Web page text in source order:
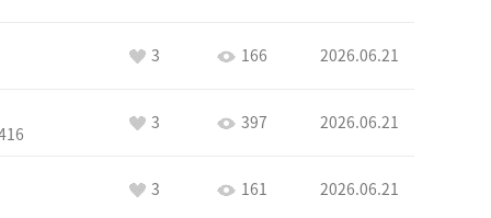
3 166 2026.06.21
3 397 2026.06.21
3 161 2026.06.21